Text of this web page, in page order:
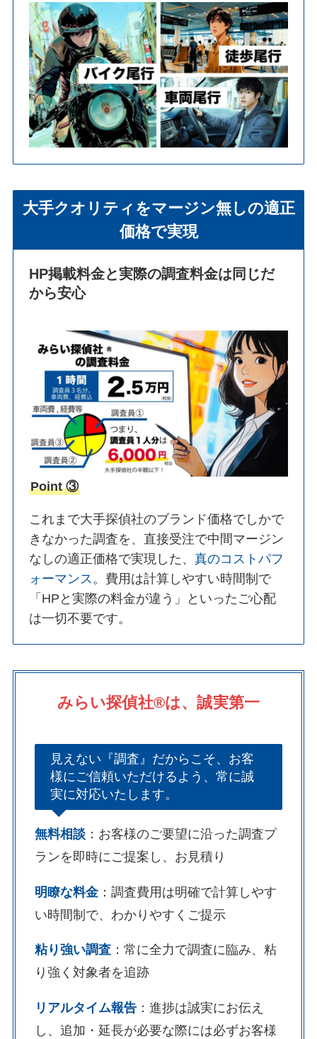
大手クオリティをマージン無しの適正
価格で実現
HP掲載料金と実際の調査料金は同じだ
から安心
Point ③
これまで大手探偵社のブランド価格でしかで
きなかった調査を、直接受注で中間マージン
なしの適正価格で実現した、真のコストパフ
ォーマンス 。費用は計算しやすい時間制で
「HPと実際の料金が違う」といったご心配
は一切不要です。
みらい探偵社®︎は、誠実第一
見えない『調査』だからこそ、お客
様にご信頼いただけるよう、常に誠
実に対応いたします。
無料相談：お客様のご要望に沿った調査プ
ランを即時にご提案し、お見積り
明瞭な料金：調査費用は明確で計算しやす
い時間制で、わかりやすくご提示
粘り強い調査：常に全力で調査に臨み、粘
り強く対象者を追跡
リアルタイム報告：進捗は誠実にお伝え
し、追加・延長が必要な際には必ずお客様